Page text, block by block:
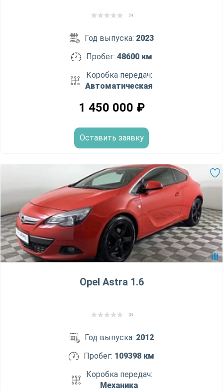
(0)
Год выпуска: 2023
Пробег: 48600 км
Коробка передач:
Автоматическая
1 450 000 ₽
Оставить заявку
Opel Astra 1.6
(0)
Год выпуска: 2012
Пробег: 109398 км
Коробка передач:
Механика